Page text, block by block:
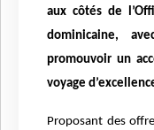
aux côtés de
dominicaine,
promouvoir un
voyage
Proposant des